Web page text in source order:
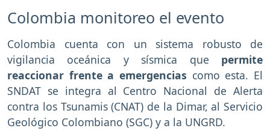
Colombia monitoreo el evento
Colombia cuenta con un sistema robusto de
vigilancia oceánica y sísmica que permite
reaccionar frente a emergencias como esta. El
SNDAT se integra al Centro Nacional de Alerta
contra los Tsunamis (CNAT) de la Dimar, al Servicio
Geológico Colombiano (SGC) y a la UNGRD.